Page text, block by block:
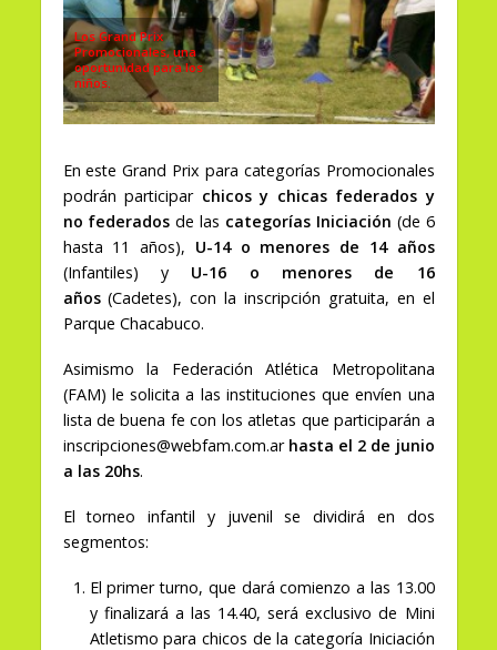
Los Grand Prix
Promocionales, una
oportunidad para los
niños.
En este Grand Prix para categorías Promocionales
podrán participar chicos y chicas federados y
no federados de las categorías Iniciación (de 6
hasta 11 años), U-14 o menores de 14 años
(Infantiles) y U-16 o menores de 16
años(Cadetes), con la inscripción gratuita, en el
Parque Chacabuco.
Asimismo la Federación Atlética Metropolitana
(FAM) le solicita a las instituciones que envíen una
lista de buena fe con los atletas que participarán a
inscripciones@webfam.com.ar hasta el 2 de junio
a las 20hs.
El torneo infantil y juvenil se dividirá en dos
segmentos:
El primer turno, que dará comienzo a las 13.00
y finalizará a las 14.40, será exclusivo de Mini
Atletismo para chicos de la categoría Iniciación